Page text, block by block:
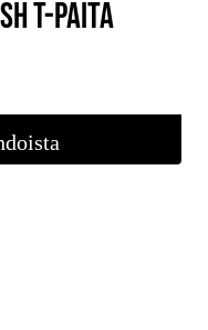
T-PAITA